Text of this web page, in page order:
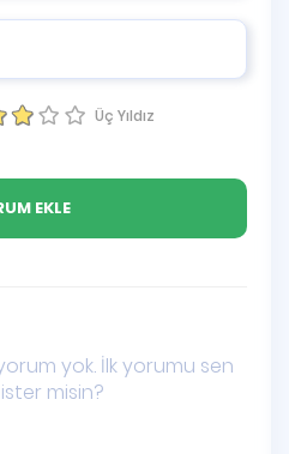
Üç Yıldız
yok. İlk yorumu sen
misin?